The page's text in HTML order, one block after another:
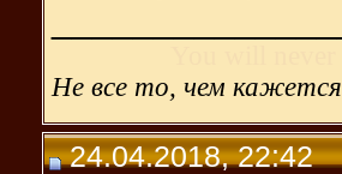
Не все то, чем кажется
24.04.2018, 22:42